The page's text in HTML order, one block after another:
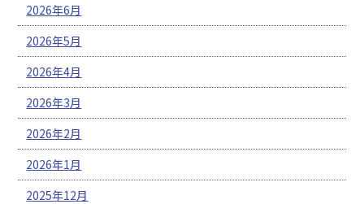
2026年6月
2026年5月
2026年4月
2026年3月
2026年2月
2026年1月
2025年12月